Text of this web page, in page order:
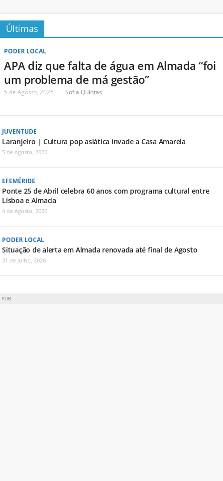
Últimas
PODER LOCAL
APA diz que falta de água em Almada “foi
um problema de má gestão”
5 de Agosto, 2026 Sofia Quintas
JUVENTUDE
Laranjeiro | Cultura pop asiática invade a Casa Amarela
5 de Agosto, 2026
EFEMÉRIDE
Ponte 25 de Abril celebra 60 anos com programa cultural entre
Lisboa e Almada
4 de Agosto, 2026
PODER LOCAL
Situação de alerta em Almada renovada até final de Agosto
31 de Julho, 2026
PUB